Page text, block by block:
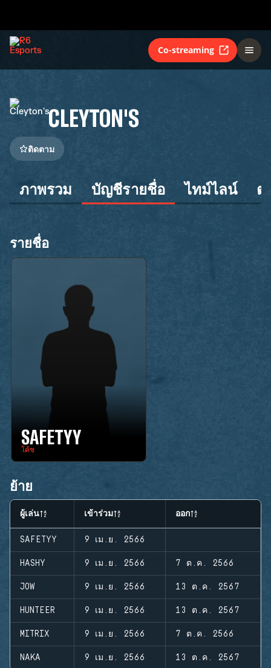
Co-streaming
CLEYTON'S
ติดตาม
ภาพรวม บัญชีรายชื่อ ไทม์ไลน์ ต
รายชื่อ
SAFETYY
โค้ช
ย้าย
ผู้เล่น เข้าร่วม ออก
SAFETYY 9 เม.ย. 2566
HASHY 9 เม.ย. 2566 7 ต.ค. 2566
JOW 9 เม.ย. 2566 13 ต.ค. 2567
HUNTEER 9 เม.ย. 2566 13 ต.ค. 2567
MITRIX 9 เม.ย. 2566 7 ต.ค. 2566
NAKA 9 เม.ย. 2566 13 ต.ค. 2567